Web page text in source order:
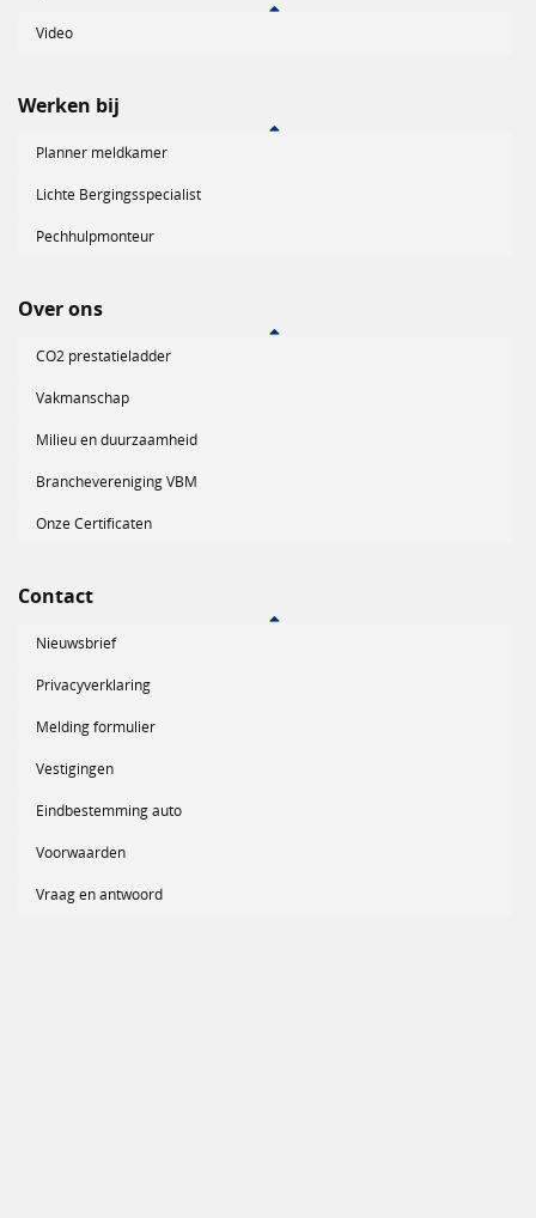
Video
Werken bij
Planner meldkamer
Lichte Bergingsspecialist
Pechhulpmonteur
Over ons
CO2 prestatieladder
Vakmanschap
Milieu en duurzaamheid
Branchevereniging VBM
Onze Certificaten
Contact
Nieuwsbrief
Privacyverklaring
Melding formulier
Vestigingen
Eindbestemming auto
Voorwaarden
Vraag en antwoord